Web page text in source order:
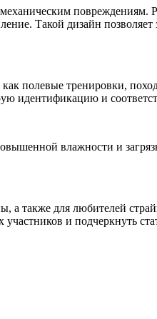
повреждениям.
Такой дизайн
полевые тренировки,
идентификацию и
влажности и
также для любителей
и подчеркнуть